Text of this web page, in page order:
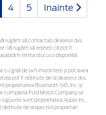
4 5 Inainte
rugăm să contactaţi dealerul dvs.
Vă rugăm să rețineți că pot fi
în limita stocului disponibil.
cu grijă de la furnizori terți și pot avea
pot fi obținute de la dealerul dvs.
proprietatea Bluetooth SIG, Inc. și
compania Ford Motor Company se
sunt proprietatea Apple Inc.
de respectivii proprietari